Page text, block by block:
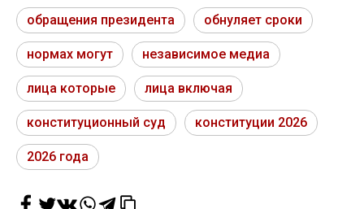
обращения президента обнуляет сроки
нормах могут независимое медиа
лица которые лица включая
конституционный суд конституции 2026
2026 года